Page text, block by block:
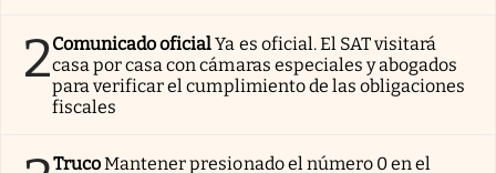
2Comunicado oficialYa es oficial. El SAT visitará
casa por casa con cámaras especiales y abogados
para verificar el cumplimiento de las obligaciones
fiscales
TrucoMantener presionado el número 0 en el